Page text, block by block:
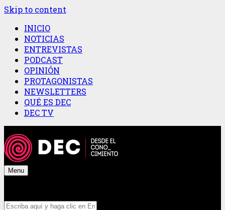
Skip to content
INICIO
NOTICIAS
ENTREVISTAS
PODCAST
OPINIÓN
PROTAGONISTAS
NEWSLETTERS
QUÉ ES DEC
DEC TV
Menu